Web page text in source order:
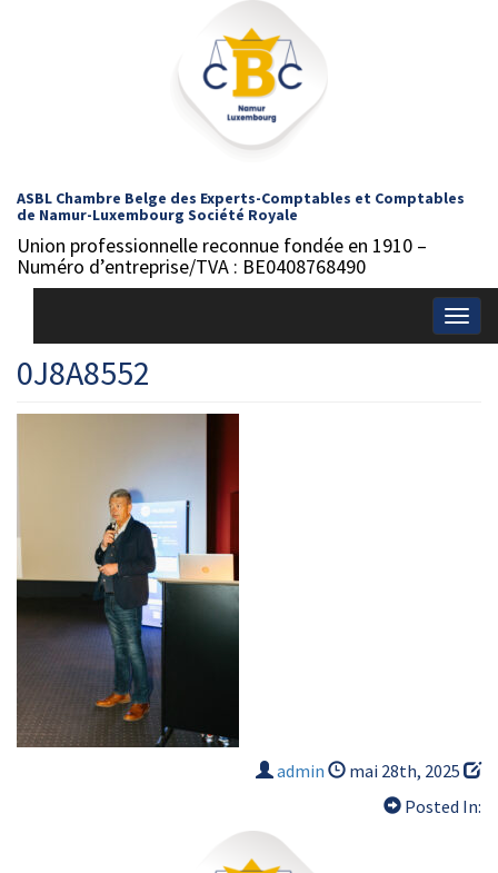
ASBL Chambre Belge des Experts-Comptables et Comptables
de Namur-Luxembourg Société Royale
Union professionnelle reconnue fondée en 1910 –
Numéro d’entreprise/TVA : BE0408768490
0J8A8552
admin
mai 28th, 2025
Posted In: